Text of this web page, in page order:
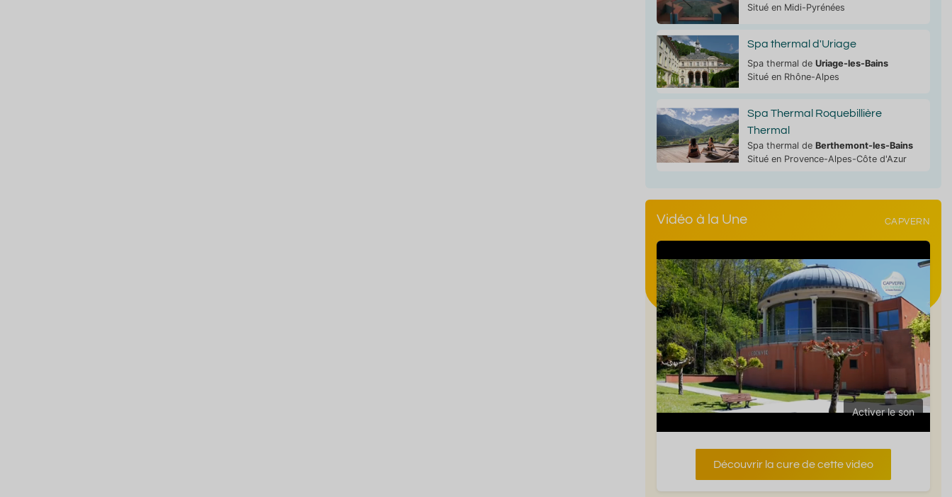
Situé en Midi-Pyrénées
Spa thermal d'Uriage
Spa thermal de Uriage-les-Bains
Situé en Rhône-Alpes
Spa Thermal Roquebillière
Thermal
Spa thermal de Berthemont-les-Bains
Situé en Provence-Alpes-Côte d'Azur
Vidéo à la Une CAPVERN
Activer le son
Découvrir la cure de cette video